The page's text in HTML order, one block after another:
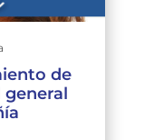
de
general